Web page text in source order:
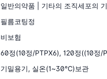
일반의약품 | 기타의 조직세포의
필름코팅정
비보험
60정(10정/PTPX6), 120정((10정/
기밀용기, 실온(1~30℃)보관